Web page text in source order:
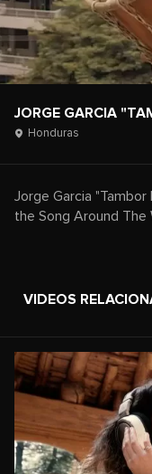
JORGE GARCIA
Honduras
Jorge Garcia
the Song Around The
VIDEOS